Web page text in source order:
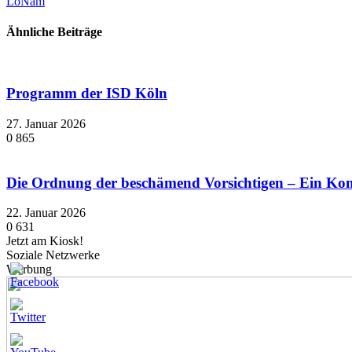
Ähnliche Beiträge
Programm der ISD Köln
27. Januar 2026
0 865
Die Ordnung der beschämend Vorsichtigen – Ein
22. Januar 2026
0 631
Jetzt am Kiosk!
Soziale Netzwerke
Werbung